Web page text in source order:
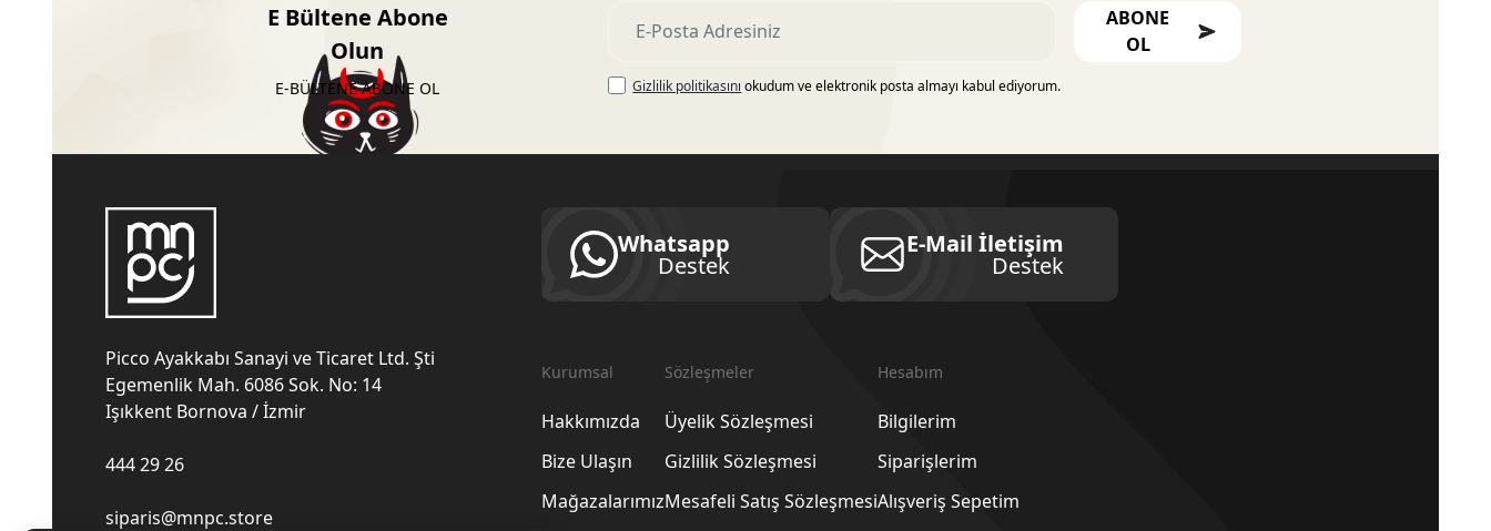
E Bültene Abone
Olun
E-BÜLTENE ABONE OL
ABONE
OL
Gizlilik politikasını okudum ve elektronik posta almayı kabul ediyorum.
Picco Ayakkabı Sanayi ve Ticaret Ltd. Şti
Egemenlik Mah. 6086 Sok. No: 14
Işıkkent Bornova / İzmir
444 29 26
siparis@mnpc.store
Whatsapp
Destek
E-Mail İletişim
Destek
Kurumsal
Hakkımızda
Bize Ulaşın
Mağazalarımız
Sözleşmeler
Üyelik Sözleşmesi
Gizlilik Sözleşmesi
Mesafeli Satış Sözleşmesi
Hesabım
Bilgilerim
Siparişlerim
Alışveriş Sepetim